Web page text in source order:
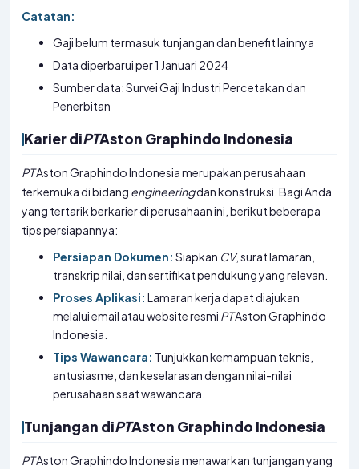
Catatan:
Gaji belum termasuk tunjangan dan benefit lainnya
Data diperbarui per 1 Januari 2024
Sumber data: Survei Gaji Industri Percetakan dan
Penerbitan
Karier diPTAston Graphindo Indonesia
PTAston Graphindo Indonesia merupakan perusahaan
terkemuka di bidang engineeringdan konstruksi. Bagi Anda
yang tertarik berkarier di perusahaan ini, berikut beberapa
tips persiapannya:
Persiapan Dokumen: Siapkan CV, surat lamaran,
transkrip nilai, dan sertifikat pendukung yang relevan.
Proses Aplikasi: Lamaran kerja dapat diajukan
melalui email atau website resmi PTAston Graphindo
Indonesia.
Tips Wawancara: Tunjukkan kemampuan teknis,
antusiasme, dan keselarasan dengan nilai-nilai
perusahaan saat wawancara.
Tunjangan diPTAston Graphindo Indonesia
PTAston Graphindo Indonesia menawarkan tunjangan yang